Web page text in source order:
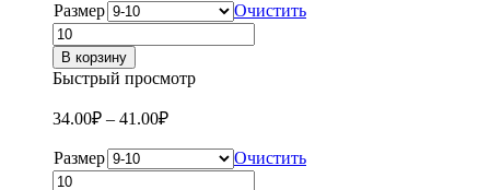
Размер
Очистить
Количество
товара
Носки
для
девочек
в
сеточку
Юстатекс
В корзину
Быстрый просмотр
34.00₽ – 41.00₽
Размер
Очистить
Количество